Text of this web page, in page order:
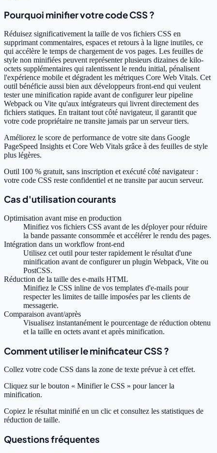
Pourquoi minifier votre code CSS ?
Réduisez significativement la taille de vos fichiers CSS en
supprimant commentaires, espaces et retours à la ligne inutiles, ce
qui accélère le temps de chargement de vos pages. Les feuilles de
style non minifiées peuvent représenter plusieurs dizaines de kilo-
octets supplémentaires qui ralentissent le rendu initial, pénalisent
l'expérience mobile et dégradent les métriques Core Web Vitals. Cet
outil bénéficie aussi bien aux développeurs front-end qui veulent
tester une minification rapide avant de configurer leur pipeline
Webpack ou Vite qu'aux intégrateurs qui livrent directement des
fichiers statiques. En traitant tout côté navigateur, il garantit que
votre code propriétaire ne transite jamais par un serveur tiers.
Améliorez le score de performance de votre site dans Google
PageSpeed Insights et Core Web Vitals grâce à des feuilles de style
plus légères.
Outil 100 % gratuit, sans inscription et exécuté côté navigateur :
votre code CSS reste confidentiel et ne transite par aucun serveur.
Cas d'utilisation courants
Optimisation avant mise en production
Minifiez vos fichiers CSS avant de les déployer pour réduire
la bande passante consommée et accélérer le rendu des pages.
Intégration dans un workflow front-end
Utilisez cet outil pour tester rapidement le résultat d'une
minification avant de configurer un plugin Webpack, Vite ou
PostCSS.
Réduction de la taille des e-mails HTML
Minifiez le CSS inline de vos templates d'e-mails pour
respecter les limites de taille imposées par les clients de
messagerie.
Comparaison avant/après
Visualisez instantanément le pourcentage de réduction obtenu
et la taille en octets avant et après minification.
Comment utiliser le minificateur CSS ?
Collez votre code CSS dans la zone de texte prévue à cet effet.
Cliquez sur le bouton « Minifier le CSS » pour lancer la
minification.
Copiez le résultat minifié en un clic et consultez les statistiques de
réduction de taille.
Questions fréquentes